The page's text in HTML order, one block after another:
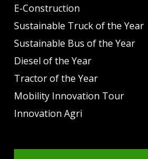
E-Construction
Sustainable Truck of the Year
Sustainable Bus of the Year
Diesel of the Year
Tractor of the Year
Mobility Innovation Tour
Innovation Agri